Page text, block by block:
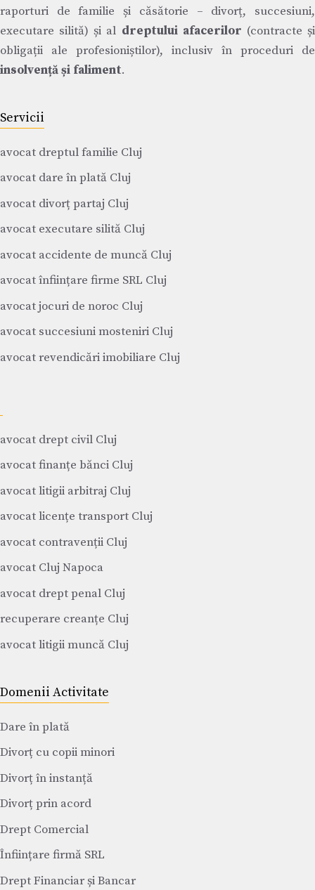
raporturi de familie și căsătorie – divorț, succesiuni,
executare silită) și al dreptului afacerilor (contracte și
obligații ale profesioniștilor), inclusiv în proceduri de
insolvență și faliment.
Servicii
avocat dreptul familie Cluj
avocat dare în plată Cluj
avocat divorț partaj Cluj
avocat executare silită Cluj
avocat accidente de muncă Cluj
avocat înființare firme SRL Cluj
avocat jocuri de noroc Cluj
avocat succesiuni mosteniri Cluj
avocat revendicări imobiliare Cluj
avocat drept civil Cluj
avocat finanțe bănci Cluj
avocat litigii arbitraj Cluj
avocat licențe transport Cluj
avocat contravenții Cluj
avocat Cluj Napoca
avocat drept penal Cluj
recuperare creanțe Cluj
avocat litigii muncă Cluj
Domenii Activitate
Dare în plată
Divorț cu copii minori
Divorț în instanță
Divorț prin acord
Drept Comercial
Înființare firmă SRL
Drept Financiar și Bancar